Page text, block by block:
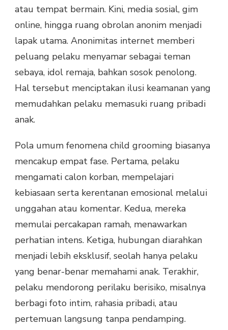
atau tempat bermain. Kini, media sosial, gim
online, hingga ruang obrolan anonim menjadi
lapak utama. Anonimitas internet memberi
peluang pelaku menyamar sebagai teman
sebaya, idol remaja, bahkan sosok penolong.
Hal tersebut menciptakan ilusi keamanan yang
memudahkan pelaku memasuki ruang pribadi
anak.
Pola umum fenomena child grooming biasanya
mencakup empat fase. Pertama, pelaku
mengamati calon korban, mempelajari
kebiasaan serta kerentanan emosional melalui
unggahan atau komentar. Kedua, mereka
memulai percakapan ramah, menawarkan
perhatian intens. Ketiga, hubungan diarahkan
menjadi lebih eksklusif, seolah hanya pelaku
yang benar-benar memahami anak. Terakhir,
pelaku mendorong perilaku berisiko, misalnya
berbagi foto intim, rahasia pribadi, atau
pertemuan langsung tanpa pendamping.